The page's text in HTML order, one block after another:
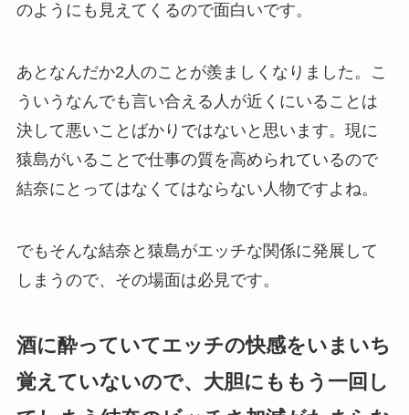
のようにも見えてくるので面白いです。
あとなんだか2人のことが羨ましくなりました。こ
ういうなんでも言い合える人が近くにいることは
決して悪いことばかりではないと思います。現に
猿島がいることで仕事の質を高められているので
結奈にとってはなくてはならない人物ですよね。
でもそんな結奈と猿島がエッチな関係に発展して
しまうので、その場面は必見です。
酒に酔っていてエッチの快感をいまいち
覚えていないので、大胆にももう一回し